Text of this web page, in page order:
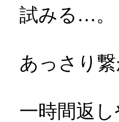
試みる…。
あっさり
一時間返